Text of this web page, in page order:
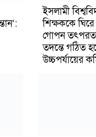
ইসলামী
শিক্ষককে
গোপন
তদন্তে গঠিত
উচ্চপর্যায়ের